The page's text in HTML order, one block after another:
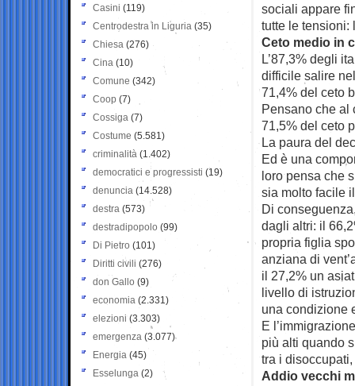
sociali appare
tutte le tensioni:
Ceto medio in
L’87,3% degli
difficile salire
71,4% del ceto
Pensano che al
71,5% del ceto
La paura del
Ed è una
loro pensa che
sia molto facile
Di
dagli altri: il
propria figlia
anziana di
il 27,2% un
livello di
una condizione
E
più alti quando
tra i
Addio vecchi
Casini (119)
Centrodestra in Liguria (35)
Chiesa (276)
Cina (10)
Comune (342)
Coop (7)
Cossiga (7)
Costume (5.581)
criminalità (1.402)
democratici e progressisti (19)
denuncia (14.528)
destra (573)
destradipopolo (99)
Di Pietro (101)
Diritti civili (276)
don Gallo (9)
economia (2.331)
elezioni (3.303)
emergenza (3.077)
Energia (45)
Esselunga (2)